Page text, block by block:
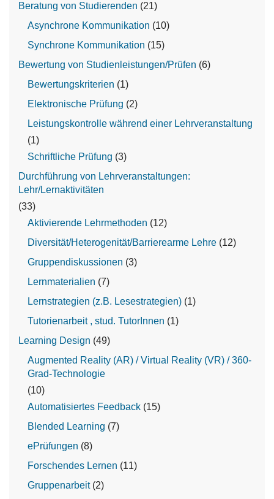
Beratung von Studierenden (21)
Asynchrone Kommunikation (10)
Synchrone Kommunikation (15)
Bewertung von Studienleistungen/Prüfen (6)
Bewertungskriterien (1)
Elektronische Prüfung (2)
Leistungskontrolle während einer Lehrveranstaltung
(1)
Schriftliche Prüfung (3)
Durchführung von Lehrveranstaltungen:
Lehr/Lernaktivitäten
(33)
Aktivierende Lehrmethoden (12)
Diversität/Heterogenität/Barrierearme Lehre (12)
Gruppendiskussionen (3)
Lernmaterialien (7)
Lernstrategien (z.B. Lesestrategien) (1)
Tutorienarbeit , stud. TutorInnen (1)
Learning Design (49)
Augmented Reality (AR) / Virtual Reality (VR) / 360-
Grad-Technologie
(10)
Automatisiertes Feedback (15)
Blended Learning (7)
ePrüfungen (8)
Forschendes Lernen (11)
Gruppenarbeit(2)